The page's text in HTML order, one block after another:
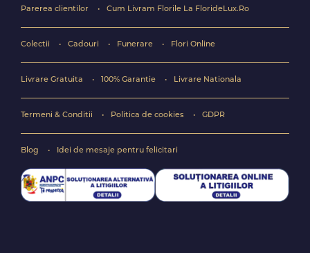
Parerea clientilor Cum Livram Florile La FlorideLux.Ro
Colectii Cadouri Funerare Flori Online
Livrare Gratuita 100% Garantie Livrare Nationala
Termeni & Conditii Politica de cookies GDPR
Blog Idei de mesaje pentru felicitari